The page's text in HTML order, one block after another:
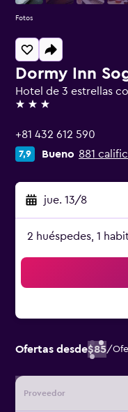
Dormy Inn
Hotel de 3 estrellas
3 estrellas
+81 432 612 590
7,9 Bueno 881
jue. 13/8
2 huéspedes, 1
Ofertas desde$85/
Proveedor
Fotos